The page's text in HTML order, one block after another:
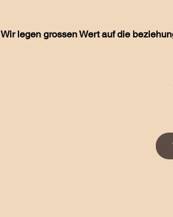
Wir legen grossen Wert auf die